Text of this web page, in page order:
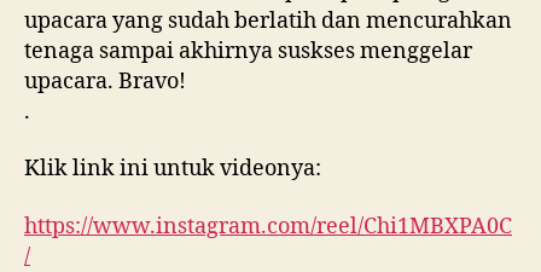
upacara yang sudah berlatih dan mencurahkan
tenaga sampai akhirnya suskses menggelar
upacara. Bravo!
.
Klik link ini untuk videonya:
https://www.instagram.com/reel/Chi1MBXPA0C
/